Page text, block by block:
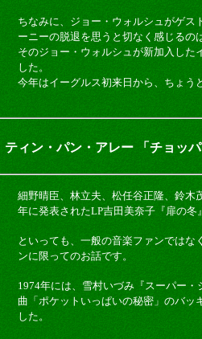
ちなみに、ジョー・ウォルシュがゲス
ーニーの脱退を思うと切なく感じるの
そのジョー・ウォルシュが新加入した
した。
今年はイーグルス初来日から、ちょう
ィン・パン・アレー 「チョッパ
細野晴臣、林立夫、松任谷正隆、鈴木
年に発表されたLP吉田美奈子『扉の冬
といっても、一般の音楽ファンでは
ンに限ってのお話です。
1974年には、雪村いづみ『スーパー
曲「ポケットいっぱいの秘密」のバッ
した。